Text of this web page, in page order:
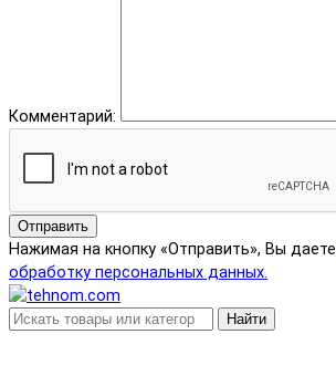
Комментарий:
Отправить
Нажимая на кнопку «Отправить», Вы даете
обработку персональных данных.
Найти